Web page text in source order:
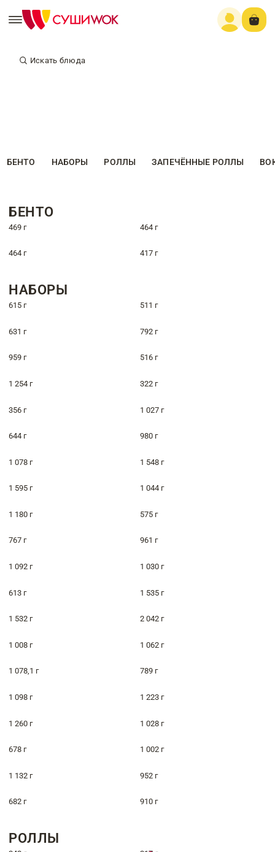
Искать блюда
БЕНТО НАБОРЫ РОЛЛЫ ЗАПЕЧЁННЫЕ РОЛЛЫ
БЕНТО
469 г 464 г
464 г 417 г
НАБОРЫ
615 г 511 г
631 г 792 г
959 г 516 г
1 254 г 322 г
356 г 1 027 г
644 г 980 г
1 078 г 1 548 г
1 595 г 1 044 г
1 180 г 575 г
767 г 961 г
1 092 г 1 030 г
613 г 1 535 г
1 532 г 2 042 г
1 008 г 1 062 г
1 078,1 г 789 г
1 098 г 1 223 г
1 260 г 1 028 г
678 г 1 002 г
1 132 г 952 г
682 г 910 г
РОЛЛЫ